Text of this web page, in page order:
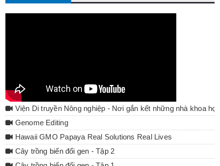
Viện Di truyền Nông nghiệp - Nơi gắn kết những nhà khoa học
Genome Editing
Hawaii GMO Papaya Real Solutions Real Lives
Cây trồng biến đổi gen - Tập 2